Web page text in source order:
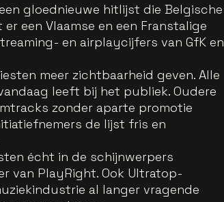
gloednieuwe hitlijst die Belgische
een Vlaamse en een Franstalige
en airplaycijfers van GfK en
meer zichtbaarheid geven. Alle
leeft bij het publiek. Oudere
zonder aparte promotie
de lijst fris en
écht in de schijnwerpers
van PlayRight. Ook Ultratop-
al langer vragende